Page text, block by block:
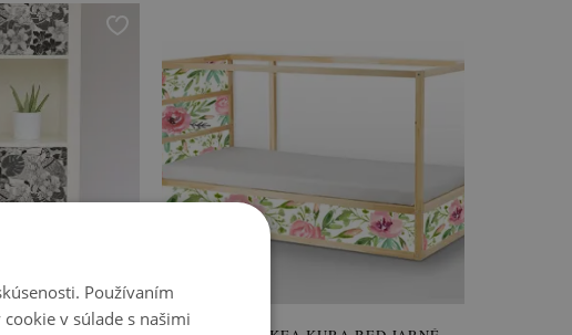
Používaním
v súlade s našimi